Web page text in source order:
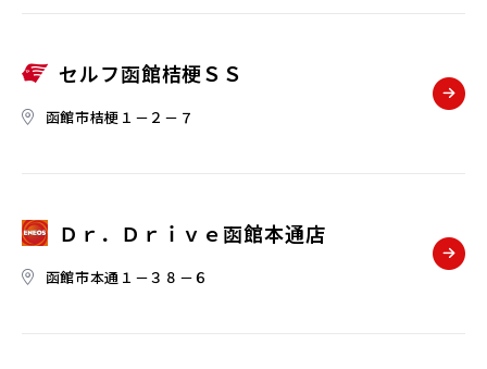
セルフ函館桔梗ＳＳ
函館市桔梗１－２－７
Ｄｒ．Ｄｒｉｖｅ函館本通店
函館市本通１－３８－６